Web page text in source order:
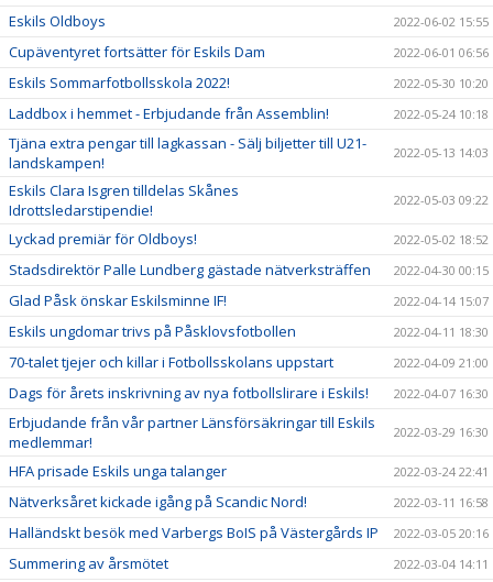
Eskils Oldboys 2022-06-02 15:55
Cupäventyret fortsätter för Eskils Dam 2022-06-01 06:56
Eskils Sommarfotbollsskola 2022! 2022-05-30 10:20
Laddbox i hemmet - Erbjudande från Assemblin! 2022-05-24 10:18
Tjäna extra pengar till lagkassan - Sälj biljetter till U21-
landskampen!
2022-05-13 14:03
Eskils Clara Isgren tilldelas Skånes
Idrottsledarstipendie!
2022-05-03 09:22
Lyckad premiär för Oldboys! 2022-05-02 18:52
Stadsdirektör Palle Lundberg gästade nätverksträffen 2022-04-30 00:15
Glad Påsk önskar Eskilsminne IF! 2022-04-14 15:07
Eskils ungdomar trivs på Påsklovsfotbollen 2022-04-11 18:30
70-talet tjejer och killar i Fotbollsskolans uppstart 2022-04-09 21:00
Dags för årets inskrivning av nya fotbollslirare i Eskils! 2022-04-07 16:30
Erbjudande från vår partner Länsförsäkringar till Eskils
medlemmar!
2022-03-29 16:30
HFA prisade Eskils unga talanger 2022-03-24 22:41
Nätverksåret kickade igång på Scandic Nord! 2022-03-11 16:58
Halländskt besök med Varbergs BoIS på Västergårds IP 2022-03-05 20:16
Summering av årsmötet 2022-03-04 14:11